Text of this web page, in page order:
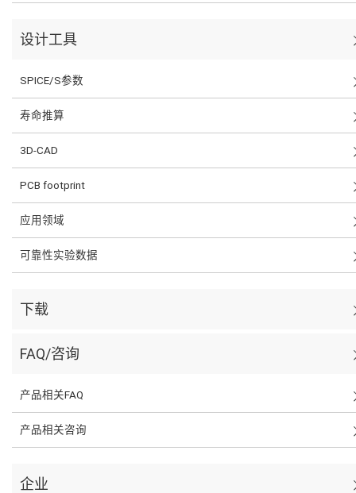
设计工具
SPICE/S参数
寿命推算
3D-CAD
PCB footprint
应用领域
可靠性实验数据
下载
FAQ/咨询
产品相关FAQ
产品相关咨询
企业